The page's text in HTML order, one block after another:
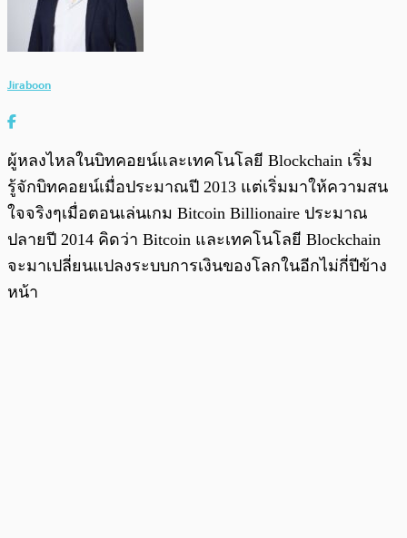
Jiraboon
ผู้หลงไหลในบิทคอยน์และเทคโนโลยี Blockchain เริ่ม
รู้จักบิทคอยน์เมื่อประมาณปี 2013 แต่เริ่มมาให้ความสน
ใจจริงๆเมื่อตอนเล่นเกม Bitcoin Billionaire ประมาณ
ปลายปี 2014 คิดว่า Bitcoin และเทคโนโลยี Blockchain
จะมาเปลี่ยนแปลงระบบการเงินของโลกในอีกไม่กี่ปีข้าง
หน้า